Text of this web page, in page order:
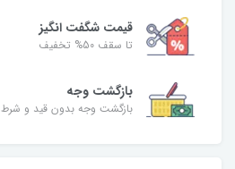
قیمت شگفت انگیز
تا سقف 50% تخفیف
بازگشت وجه
بازگشت وجه بدون قید و شرط